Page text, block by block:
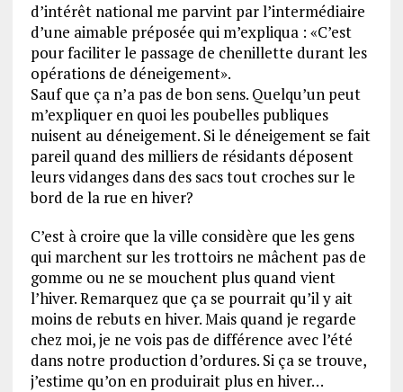
d’intérêt national me parvint par l’intermédiaire
d’une aimable préposée qui m’expliqua : «C’est
pour faciliter le passage de chenillette durant les
opérations de déneigement».
Sauf que ça n’a pas de bon sens. Quelqu’un peut
m’expliquer en quoi les poubelles publiques
nuisent au déneigement. Si le déneigement se fait
pareil quand des milliers de résidants déposent
leurs vidanges dans des sacs tout croches sur le
bord de la rue en hiver?
C’est à croire que la ville considère que les gens
qui marchent sur les trottoirs ne mâchent pas de
gomme ou ne se mouchent plus quand vient
l’hiver. Remarquez que ça se pourrait qu’il y ait
moins de rebuts en hiver. Mais quand je regarde
chez moi, je ne vois pas de différence avec l’été
dans notre production d’ordures. Si ça se trouve,
j’estime qu’on en produirait plus en hiver…